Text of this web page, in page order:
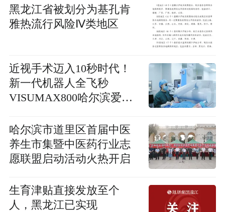
路同行
黑龙江省被划分为基孔肯
雅热流行风险Ⅳ类地区
近视手术迈入10秒时代！
新一代机器人全飞秒
VISUMAX800哈尔滨爱尔
哈尔滨市道里区首届中医
养生市集暨中医药行业志
愿联盟启动活动火热开启
生育津贴直接发放至个
人，黑龙江已实现